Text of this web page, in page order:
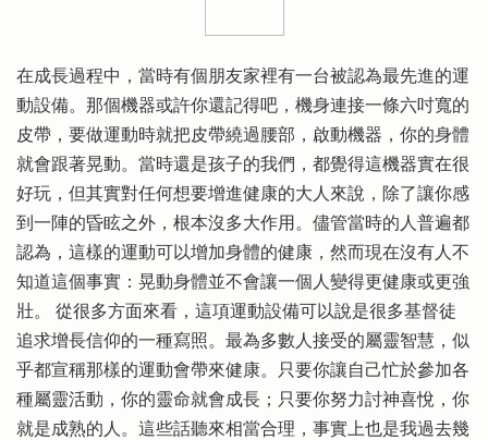
在成長過程中，當時有個朋友家裡有一台被認為最先進的運
動設備。那個機器或許你還記得吧，機身連接一條六吋寬的
皮帶，要做運動時就把皮帶繞過腰部，啟動機器，你的身體
就會跟著晃動。當時還是孩子的我們，都覺得這機器實在很
好玩，但其實對任何想要增進健康的大人來說，除了讓你感
到一陣的昏眩之外，根本沒多大作用。儘管當時的人普遍都
認為，這樣的運動可以增加身體的健康，然而現在沒有人不
知道這個事實：晃動身體並不會讓一個人變得更健康或更強
壯。 從很多方面來看，這項運動設備可以說是很多基督徒
追求增長信仰的一種寫照。最為多數人接受的屬靈智慧，似
乎都宣稱那樣的運動會帶來健康。只要你讓自己忙於參加各
種屬靈活動，你的靈命就會成長；只要你努力討神喜悅，你
就是成熟的人。這些話聽來相當合理，事實上也是我過去幾